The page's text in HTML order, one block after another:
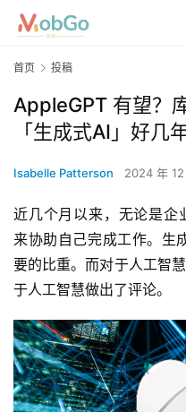
首页 投稿
AppleGPT 有望？
「生成式AI」好几
Isabelle Patterson 2024 年
近几个月以来，无论是企
来协助自己完成工作。生
要的比重。而对于人工智
于人工智慧做出了评论。